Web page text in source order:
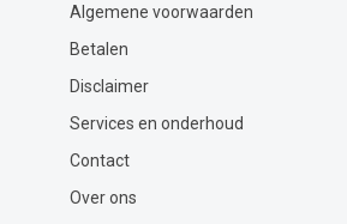
Algemene voorwaarden
Betalen
Disclaimer
Services en onderhoud
Contact
Over ons